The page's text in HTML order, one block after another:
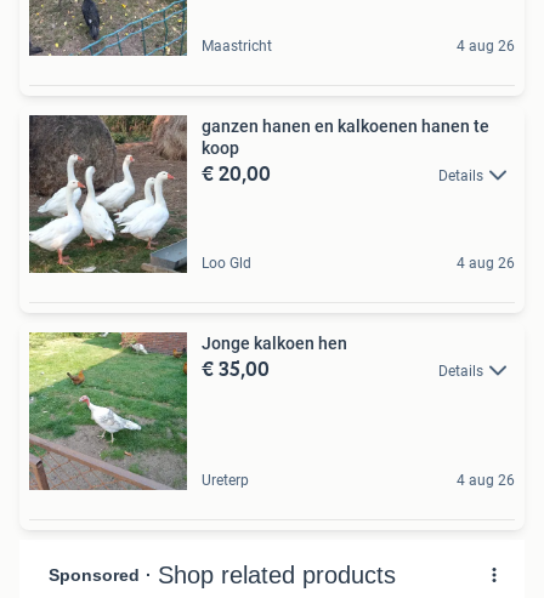
Maastricht 4 aug 26
ganzen hanen en kalkoenen hanen te
koop
€ 20,00 Details
Loo Gld 4 aug 26
Jonge kalkoen hen
€ 35,00 Details
Ureterp 4 aug 26